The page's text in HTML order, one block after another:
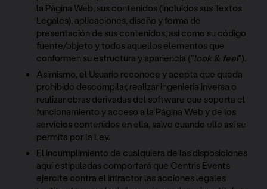
la Página Web, sus contenidos (incluidos sus Textos
Legales), aplicaciones, diseño y forma de
presentación de sus contenidos, así como su código
fuente/objeto y todos aquellos elementos que
conformen su estructura y apariencia ("look & feel").
Asimismo, el Usuario reconoce y acepta que queda
prohibido descompilar, realizar ingeniería inversa o
realizar obras derivadas del software que soporta el
funcionamiento y acceso a la Página Web y de los
servicios contenidos en ella, salvo cuando ello así se
permita por la Ley.
El incumplimiento de cualquiera de las disposiciones
aquí estipuladas comportará que Centris Events
ejercite contra el infractor las acciones legales